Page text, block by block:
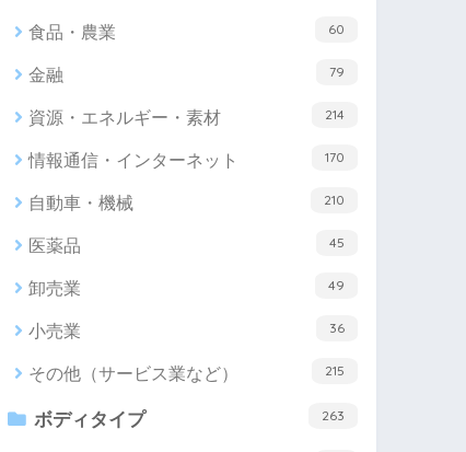
食品・農業 60
金融 79
資源・エネルギー・素材 214
情報通信・インターネット 170
自動車・機械 210
医薬品 45
卸売業 49
小売業 36
その他（サービス業など） 215
ボディタイプ 263